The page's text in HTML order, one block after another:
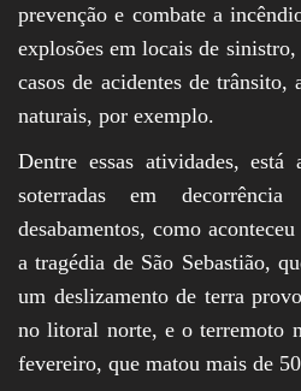
prevenção e combate a
explosões em locais de sinistro,
casos de acidentes de trânsito,
naturais, por exemplo.
Dentre essas atividades, está
soterradas em
desabamentos, como
a tragédia de São Sebastião,
um deslizamento de terra
no litoral norte, e o terremoto
fevereiro, que matou mais de